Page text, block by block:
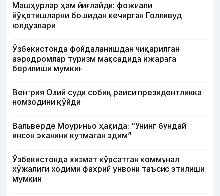
Машҳурлар ҳам йиғлайди: фожиали
йўқотишларни бошидан кечирган Голливуд
юлдузлари
Ўзбекистонда фойдаланишдан чиқарилган
аэродромлар туризм мақсадида ижарага
берилиши мумкин
Венгрия Олий суди собиқ раиси президентликка
номзодини қўйди
Вальверде Моуриньо ҳақида: “Унинг бундай
инсон эканини кутмаган эдим”
Ўзбекистонда хизмат кўрсатган коммунал
хўжалиги ходими фахрий унвони таъсис этилиши
мумкин